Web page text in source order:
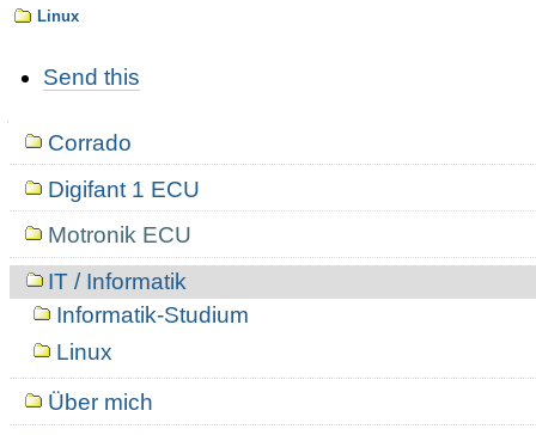
Linux
Send this
NavigationCorrado
Digifant 1 ECU
Motronik ECU
IT / Informatik
Informatik-Studium
Linux
Über mich